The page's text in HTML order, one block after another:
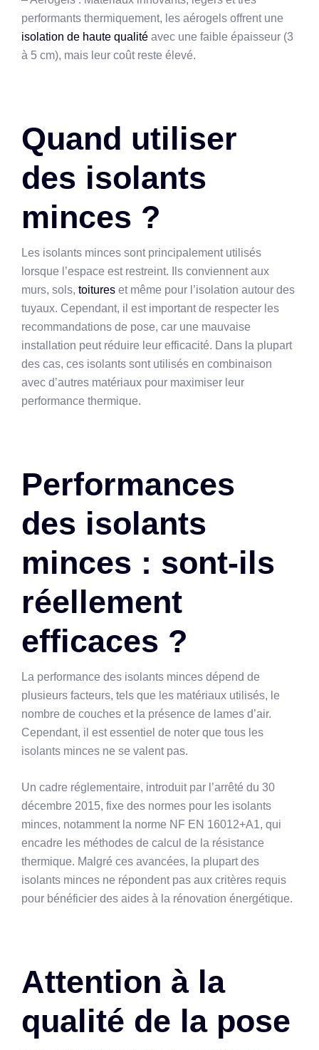
performants thermiquement, les aérogels offrent une
isolation de haute qualité avec une faible épaisseur (3
à 5 cm), mais leur coût reste élevé.
Quand utiliser
des isolants
minces ?
Les isolants minces sont principalement utilisés
lorsque l’espace est restreint. Ils conviennent aux
murs, sols, toitures et même pour l’isolation autour des
tuyaux. Cependant, il est important de respecter les
recommandations de pose, car une mauvaise
installation peut réduire leur efficacité. Dans la plupart
des cas, ces isolants sont utilisés en combinaison
avec d’autres matériaux pour maximiser leur
performance thermique.
Performances
des isolants
minces : sont-ils
réellement
efficaces ?
La performance des isolants minces dépend de
plusieurs facteurs, tels que les matériaux utilisés, le
nombre de couches et la présence de lames d’air.
Cependant, il est essentiel de noter que tous les
isolants minces ne se valent pas.
Un cadre réglementaire, introduit par l’arrêté du 30
décembre 2015, fixe des normes pour les isolants
minces, notamment la norme NF EN 16012+A1, qui
encadre les méthodes de calcul de la résistance
thermique. Malgré ces avancées, la plupart des
isolants minces ne répondent pas aux critères requis
pour bénéficier des aides à la rénovation énergétique.
Attention à la
qualité de la pose